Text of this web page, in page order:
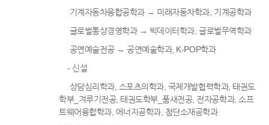
기계자동차융합공학과 → 미래자동차학과, 기계공학과
글로벌통상경영학과 → 빅데이터학과, 글로벌무역학과
공연예술전공 → 공연예술학과, K-POP학과
- 신설
상담심리학과, 스포츠의학과, 국제개발협력학과, 태권도
학부_겨루기전공, 태권도학부_품새전공, 전자공학과, 소프
트웨어융합학과, 에너지공학과, 첨단소재공학과